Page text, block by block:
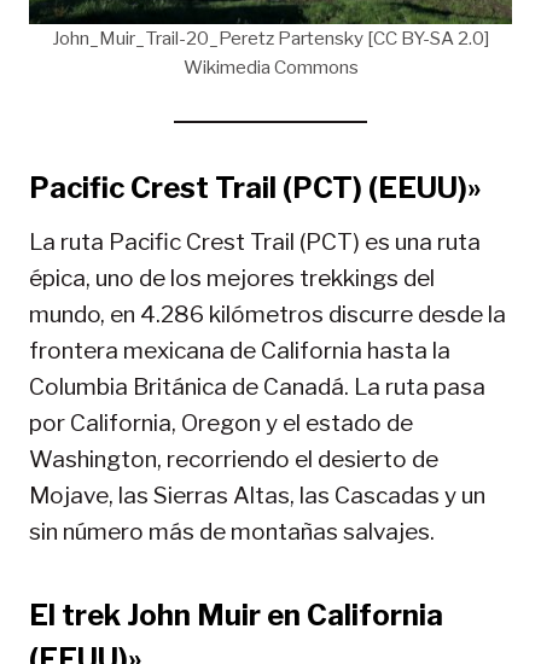
John_Muir_Trail-20_Peretz Partensky [CC BY-SA 2.0]
Wikimedia Commons
Pacific Crest Trail (PCT) (EEUU)»
La ruta Pacific Crest Trail (PCT) es una ruta
épica, uno de los mejores trekkings del
mundo, en 4.286 kilómetros discurre desde la
frontera mexicana de California hasta la
Columbia Británica de Canadá. La ruta pasa
por California, Oregon y el estado de
Washington, recorriendo el desierto de
Mojave, las Sierras Altas, las Cascadas y un
sin número más de montañas salvajes.
El trek John Muir en California